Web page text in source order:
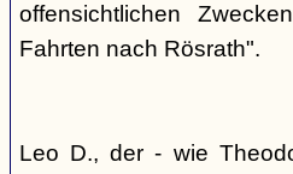
offensichtlichen
Fahrten nach Rösrath".
Leo D., der - wie